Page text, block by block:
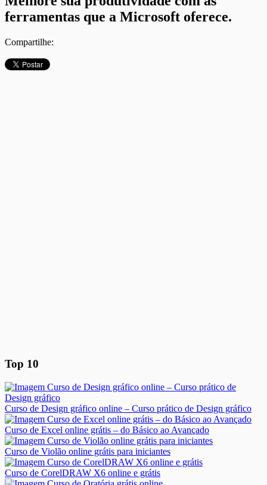
ferramentas que a Microsoft oferece.
Compartilhe:
Top 10
Curso de Design gráfico online – Curso prático de Design gráfico
Curso de Excel online grátis – do Básico ao Avançado
Curso de Violão online grátis para iniciantes
Curso de CorelDRAW X6 online e grátis